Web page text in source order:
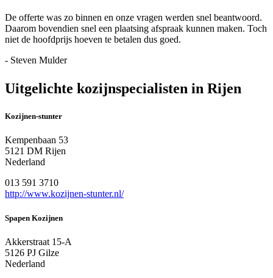
De offerte was zo binnen en onze vragen werden snel beantwoord.
Daarom bovendien snel een plaatsing afspraak kunnen maken. Toch
niet de hoofdprijs hoeven te betalen dus goed.
- Steven Mulder
Uitgelichte kozijnspecialisten in Rijen
Kozijnen-stunter
Kempenbaan 53
5121 DM Rijen
Nederland
013 591 3710
http://www.kozijnen-stunter.nl/
Spapen Kozijnen
Akkerstraat 15-A
5126 PJ Gilze
Nederland